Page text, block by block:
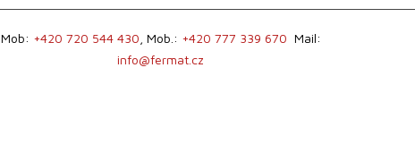
Mob: +420 720 544 430 , Mob.: +420 777 339 670 Mail:
info@fermat.cz